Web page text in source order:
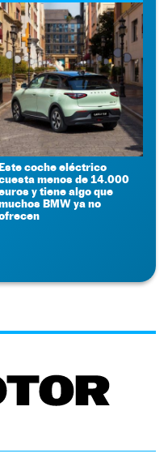
coche eléctrico
menos de 14.000
y tiene algo que
BMW ya no